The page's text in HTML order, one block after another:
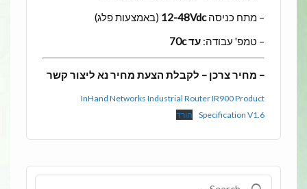
– מתח כניסה12-48Vdc (באמצעות פלג)
– טמפ' עבודה: עד 70c
– מחיר צרכן – לקבלת הצעת מחיר נא ליצור קשר
InHand Networks Industrial Router IR900 Product
Specification V1.6
הורד